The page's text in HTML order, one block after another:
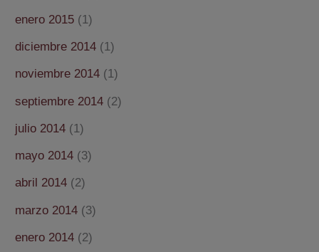
enero 2015 (1)
diciembre 2014 (1)
noviembre 2014 (1)
septiembre 2014 (2)
julio 2014 (1)
mayo 2014 (3)
abril 2014 (2)
marzo 2014 (3)
enero 2014 (2)